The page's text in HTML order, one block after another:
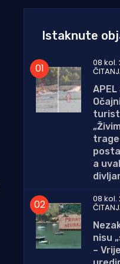
Istaknute
08 kol.
APEL
a
08 kol.
nisu
–